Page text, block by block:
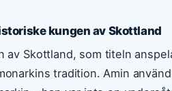
kungen av Skottland
av Skottland, som titeln
tradition. Amin